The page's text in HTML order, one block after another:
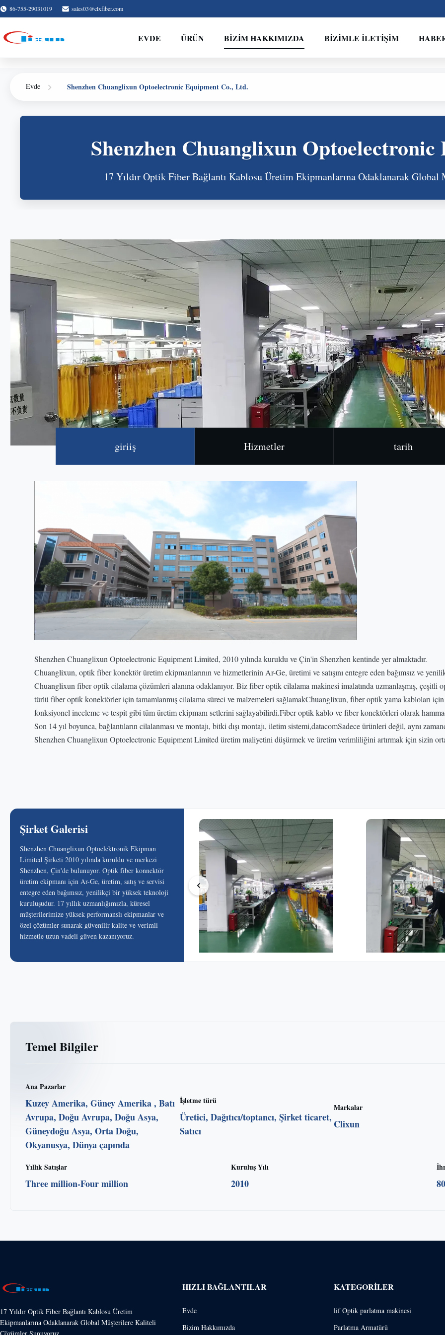
86-755-29031019 sales03@clxfiber.com
EVDE ÜRÜN BIZIM HAKKIMIZDA BIZIMLE İLETIŞIM
Evde Shenzhen Chuanglixun Optoelectronic Equipment Co., Ltd.
Shenzhen Chuanglixun
17 Yıldır Optik Fiber Bağlantı Kablosu Üretim Ekipmanlarına Odaklanarak
giriiş Hizmetler tarih
Shenzhen Chuanglixun Optoelectronic Equipment Limited, 2010 yılında kuruldu ve Çin'in Shenzhen kentinde yer almaktadır.
Chuanglixun, optik fiber konektör üretim ekipmanlarının ve hizmetlerinin Ar-Ge, üretimi ve satışını entegre eden bağımsız ve
Chuanglixun fiber optik cilalama çözümleri alanına odaklanıyor. Biz fiber optik cilalama makinesi imalatında uzmanlaşmış,
türlü fiber optik konektörler için tamamlanmış cilalama süreci ve malzemeleri sağlamakChuanglixun, fiber optik yama kabloları
fonksiyonel inceleme ve tespit gibi tüm üretim ekipmanı setlerini sağlayabilirdi.Fiber optik kablo ve fiber konektörleri olarak
Son 14 yıl boyunca, bağlantıların cilalanması ve montajı, bitki dışı montajı, iletim sistemi,datacomSadece ürünleri değil, aynı
Shenzhen Chuanglixun Optoelectronic Equipment Limited üretim maliyetini düşürmek ve üretim verimliliğini artırmak için sizin
Şirket Galerisi
Shenzhen Chuanglixun Optoelektronik Ekipman
Limited Şirketi 2010 yılında kuruldu ve merkezi
Shenzhen, Çin'de bulunuyor. Optik fiber konnektör
üretim ekipmanı için Ar-Ge, üretim, satış ve servisi
entegre eden bağımsız, yenilikçi bir yüksek teknoloji
kuruluşudur. 17 yıllık uzmanlığımızla, küresel
müşterilerimize yüksek performanslı ekipmanlar ve
özel çözümler sunarak güvenilir kalite ve verimli
hizmetle uzun vadeli güven kazanıyoruz.
Temel Bilgiler
Ana Pazarlar
Kuzey Amerika, Güney Amerika , Batı
Avrupa, Doğu Avrupa, Doğu Asya,
Güneydoğu Asya, Orta Doğu,
Okyanusya, Dünya çapında
İşletme türü
Üretici, Dağıtıcı/toptancı, Şirket ticaret,
Satıcı
Markalar
Clixun
Yıllık Satışlar
Three million-Four million
Kuruluş Yılı
2010
17 Yıldır Optik Fiber Bağlantı Kablosu Üretim
Ekipmanlarına Odaklanarak Global Müşterilere Kaliteli
HIZLI BAĞLANTILAR
Evde
Bizim Hakkımızda
KATEGORILER
lif Optik parlatma makinesi
Parlatma Armatürü